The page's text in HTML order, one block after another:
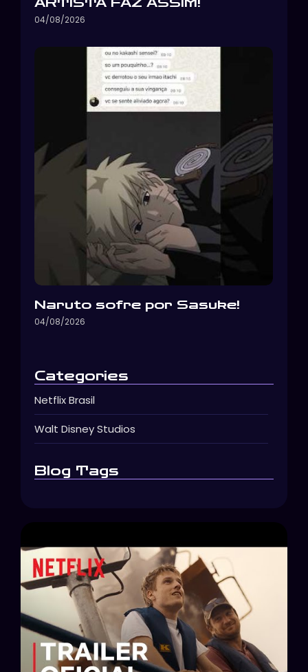
04/08/2026
Naruto sofre por Sasuke!
04/08/2026
Categories
Netflix Brasil
Walt Disney Studios
Blog Tags